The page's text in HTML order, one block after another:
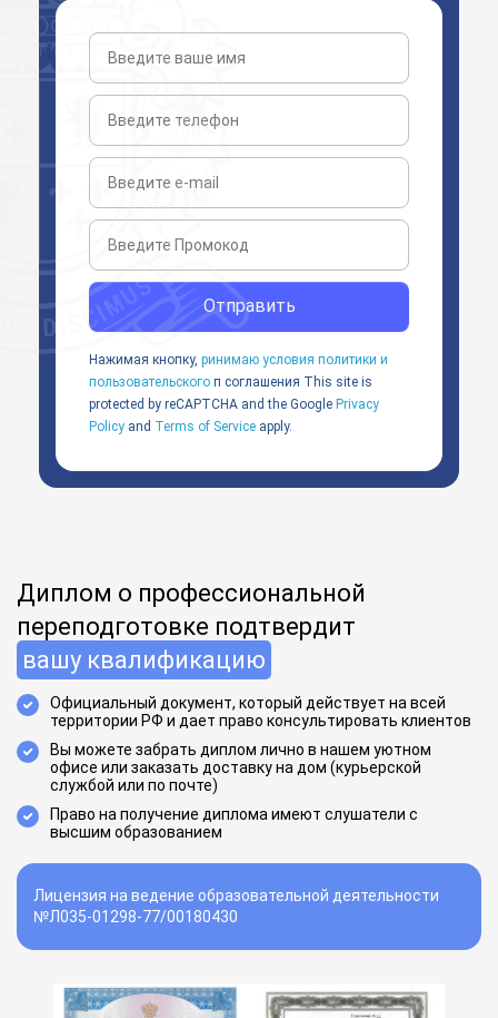
Отправить
Нажимая кнопку, ринимаю условия политики и
пользовательского п соглашения This site is
protected by reCAPTCHA and the Google Privacy
Policy and Terms of Service apply.
Диплом о профессиональной
переподготовке подтвердит
вашу квалификацию
Официальный документ, который действует на всей
территории РФ и дает право консультировать клиентов
Вы можете забрать диплом лично в нашем уютном
офисе или заказать доставку на дом (курьерской
службой или по почте)
Право на получение диплома имеют слушатели с
высшим образованием
Лицензия на ведение образовательной деятельности
№Л035-01298-77/00180430